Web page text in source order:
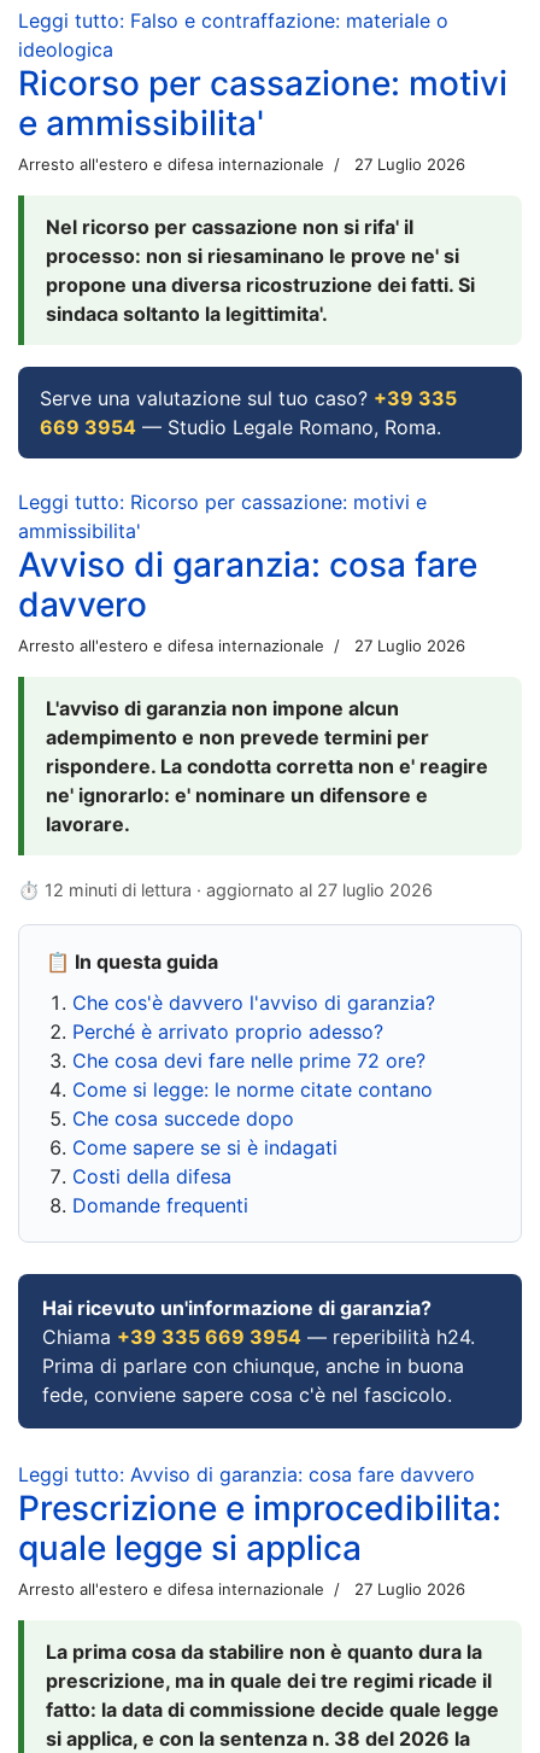
Leggi tutto: Falso e contraffazione: materiale o
ideologica
Ricorso per cassazione: motivi
e ammissibilita'
Arresto all'estero e difesa internazionale 27 Luglio 2026
Nel ricorso per cassazione non si rifa' il
processo: non si riesaminano le prove ne' si
propone una diversa ricostruzione dei fatti. Si
sindaca soltanto la legittimita'.
Serve una valutazione sul tuo caso? +39 335
669 3954 — Studio Legale Romano, Roma.
Leggi tutto: Ricorso per cassazione: motivi e
ammissibilita'
Avviso di garanzia: cosa fare
davvero
Arresto all'estero e difesa internazionale 27 Luglio 2026
L'avviso di garanzia non impone alcun
adempimento e non prevede termini per
rispondere. La condotta corretta non e' reagire
ne' ignorarlo: e' nominare un difensore e
lavorare.
⏱ 12 minuti di lettura · aggiornato al 27 luglio 2026
📋 In questa guida
Che cos'è davvero l'avviso di garanzia?
Perché è arrivato proprio adesso?
Che cosa devi fare nelle prime 72 ore?
Come si legge: le norme citate contano
Che cosa succede dopo
Come sapere se si è indagati
Costi della difesa
Domande frequenti
Hai ricevuto un'informazione di garanzia?
Chiama +39 335 669 3954 — reperibilità h24.
Prima di parlare con chiunque, anche in buona
fede, conviene sapere cosa c'è nel fascicolo.
Leggi tutto: Avviso di garanzia: cosa fare davvero
Prescrizione e improcedibilita:
quale legge si applica
Arresto all'estero e difesa internazionale 27 Luglio 2026
La prima cosa da stabilire non è quanto dura la
prescrizione, ma in quale dei tre regimi ricade il
fatto: la data di commissione decide quale legge
si applica, e con la sentenza n. 38 del 2026 la